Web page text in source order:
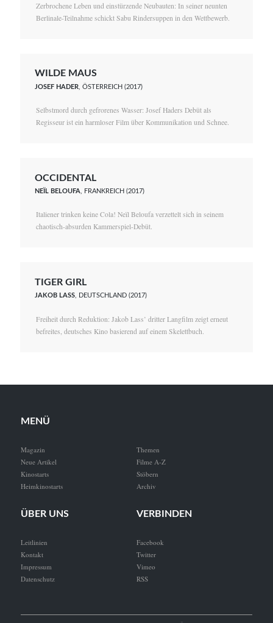
Zerbrochene Leben und einstürzende Neubauten: In seiner neunten
Berlinale-Teilnahme schickt Sabu Rindersuppen in den Wettbewerb.
WILDE MAUS
JOSEF HADER , ÖSTERREICH (2017)
Selbstmord durch gefrorenes Wasser: Josef Haders Debüt als
Regisseur ist ein harmloser Film über Kommunikation und Schnee.
OCCIDENTAL
NEÏL BELOUFA , FRANKREICH (2017)
Italiener trinken keine Cola! Neïl Beloufa verzettelt sich in seinem
chaotisch-absurden Kammerspiel-Debüt.
TIGER GIRL
JAKOB LASS, DEUTSCHLAND (2017)
Freiheit durch Reduktion: Jakob Lass’ dritter Langfilm zeigt erneut
befreites, deutsches Kino basierend auf einem Skelettbuch.
MENÜ
Magazin
Neue Artikel
Kinostarts
Heimkinostarts
Themen
Filme A-Z
Stöbern
Archiv
ÜBER UNS
Leitlinien
Kontakt
Impressum
Datenschutz
VERBINDEN
Facebook
Twitter
Vimeo
RSS